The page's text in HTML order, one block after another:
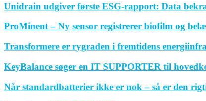
Unidrain udgiver første ESG-rapport: Data
ProMinent – Ny sensor registrerer biofilm og
Transformere er rygraden i fremtidens
KeyBalance søger en IT SUPPORTER til
Når standardbatterier ikke er nok – så er den